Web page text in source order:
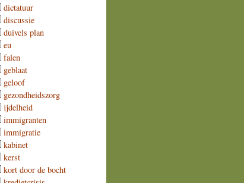
dictatuur
discussie
duivels plan
eu
falen
geblaat
geloof
gezondheidszorg
ijdelheid
immigranten
immigratie
kabinet
kerst
kort door de bocht